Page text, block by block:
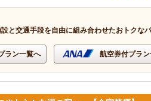
設と交通手段を自由に組み合わせたおトクな
ラン一覧へ 航空券付プラ